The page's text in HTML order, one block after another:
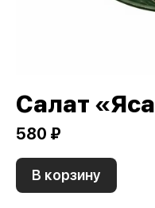
Салат
580 ₽
В корзину